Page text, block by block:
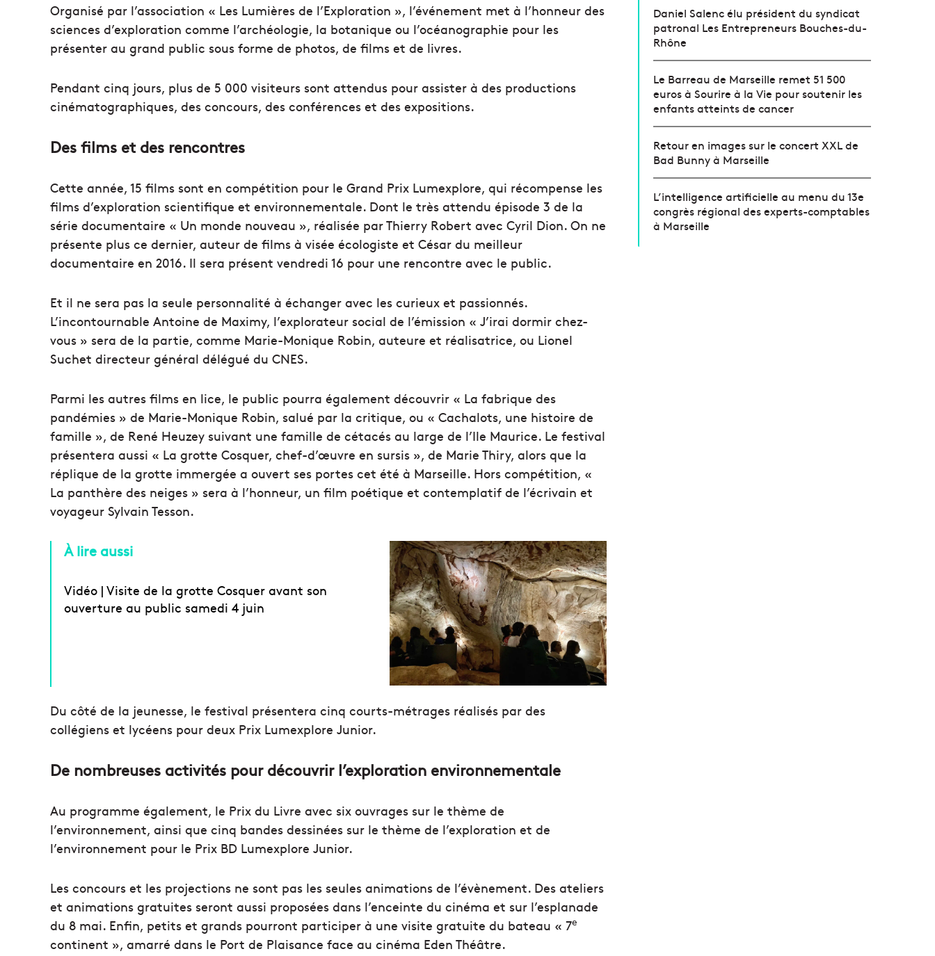
Organisé par l’association « Les Lumières de l’Exploration », l’événement met à l’honneur des
sciences d’exploration comme l’archéologie, la botanique ou l’océanographie pour les
présenter au grand public sous forme de photos, de films et de livres.
Pendant cinq jours, plus de 5 000 visiteurs sont attendus pour assister à des productions
cinématographiques, des concours, des conférences et des expositions.
Des films et des rencontres
Cette année, 15 films sont en compétition pour le Grand Prix Lumexplore, qui récompense les
films d’exploration scientifique et environnementale. Dont le très attendu épisode 3 de la
série documentaire « Un monde nouveau », réalisée par Thierry Robert avec Cyril Dion. On ne
présente plus ce dernier, auteur de films à visée écologiste et César du meilleur
documentaire en 2016. Il sera présent vendredi 16 pour une rencontre avec le public.
Et il ne sera pas la seule personnalité à échanger avec les curieux et passionnés.
L’incontournable Antoine de Maximy, l’explorateur social de l’émission « J’irai dormir chez-
vous » sera de la partie, comme Marie-Monique Robin, auteure et réalisatrice, ou Lionel
Suchet directeur général délégué du CNES.
Parmi les autres films en lice, le public pourra également découvrir « La fabrique des
pandémies » de Marie-Monique Robin, salué par la critique, ou « Cachalots, une histoire de
famille », de René Heuzey suivant une famille de cétacés au large de l’Ile Maurice. Le festival
présentera aussi « La grotte Cosquer, chef-d’œuvre en sursis », de Marie Thiry, alors que la
réplique de la grotte immergée a ouvert ses portes cet été à Marseille. Hors compétition, «
La panthère des neiges » sera à l’honneur, un film poétique et contemplatif de l’écrivain et
voyageur Sylvain Tesson.
À lire aussi
Vidéo | Visite de la grotte Cosquer avant son
ouverture au public samedi 4 juin
Du côté de la jeunesse, le festival présentera cinq courts-métrages réalisés par des
collégiens et lycéens pour deux Prix Lumexplore Junior.
De nombreuses activités pour découvrir l’exploration environnementale
Au programme également, le Prix du Livre avec six ouvrages sur le thème de
l’environnement, ainsi que cinq bandes dessinées sur le thème de l’exploration et de
l’environnement pour le Prix BD Lumexplore Junior.
Les concours et les projections ne sont pas les seules animations de l’évènement. Des ateliers
et animations gratuites seront aussi proposées dans l’enceinte du cinéma et sur l’esplanade
du 8 mai. Enfin, petits et grands pourront participer à une visite gratuite du bateau « 7e
continent », amarré dans le Port de Plaisance face au cinéma Eden Théâtre.
Daniel Salenc élu président du syndicat
patronal Les Entrepreneurs Bouches-du-
Rhône
Le Barreau de Marseille remet 51 500
euros à Sourire à la Vie pour soutenir les
enfants atteints de cancer
Retour en images sur le concert XXL de
Bad Bunny à Marseille
L’intelligence artificielle au menu du 13e
congrès régional des experts-comptables
à Marseille